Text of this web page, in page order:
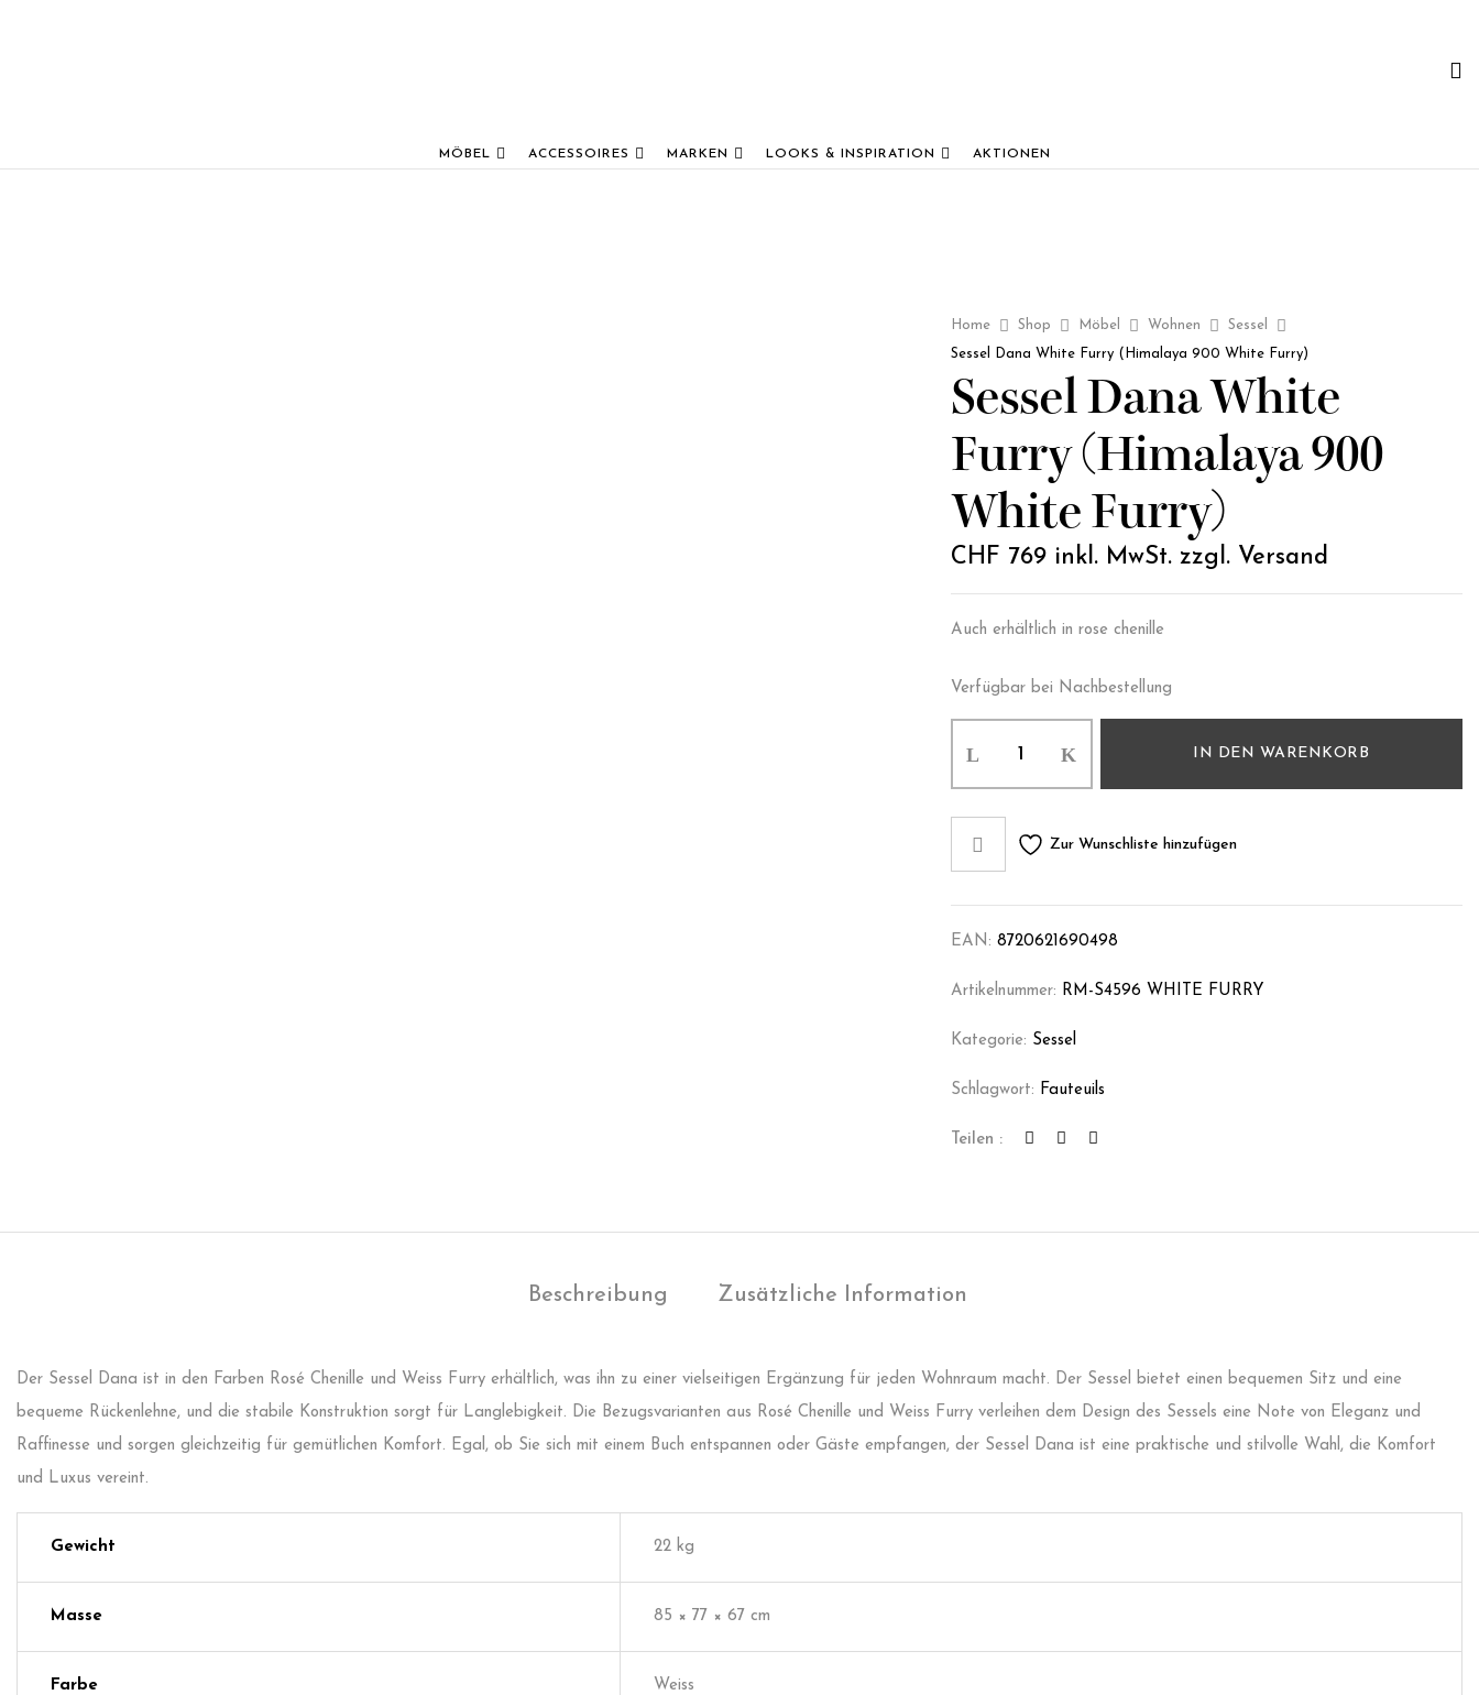
MÖBEL ACCESSOIRES MARKEN LOOKS & INSPIRATION AKTIONEN
Home Shop Möbel Wohnen
Sessel
Sessel Dana White Furry (Himalaya 900 White Furry)
Sessel Dana White
Furry (Himalaya 900
White Furry)
CHF 769inkl. MwSt. zzgl. Versand
Auch erhältlich in rose chenille
Verfügbar bei Nachbestellung
IN DEN WARENKORB
Zur Wunschliste hinzufügen
EAN: 8720621690498
Artikelnummer: RM-S4596 WHITE FURRY
Kategorie: Sessel
Schlagwort: Fauteuils
Teilen :
Beschreibung Zusätzliche Information
Der Sessel Dana ist in den Farben Rosé Chenille und Weiss Furry erhältlich, was ihn zu einer vielseitigen Ergänzung für jeden Wohnraum macht. Der Sessel bietet einen bequemen Sitz und eine
bequeme Rückenlehne, und die stabile Konstruktion sorgt für Langlebigkeit. Die Bezugsvarianten aus Rosé Chenille und Weiss Furry verleihen dem Design des Sessels eine Note von Eleganz und
Raffinesse und sorgen gleichzeitig für gemütlichen Komfort. Egal, ob Sie sich mit einem Buch entspannen oder Gäste empfangen, der Sessel Dana ist eine praktische und stilvolle Wahl, die Komfort
und Luxus vereint.
Gewicht 22 kg
Masse 85 × 77 × 67 cm
Farbe Weiss